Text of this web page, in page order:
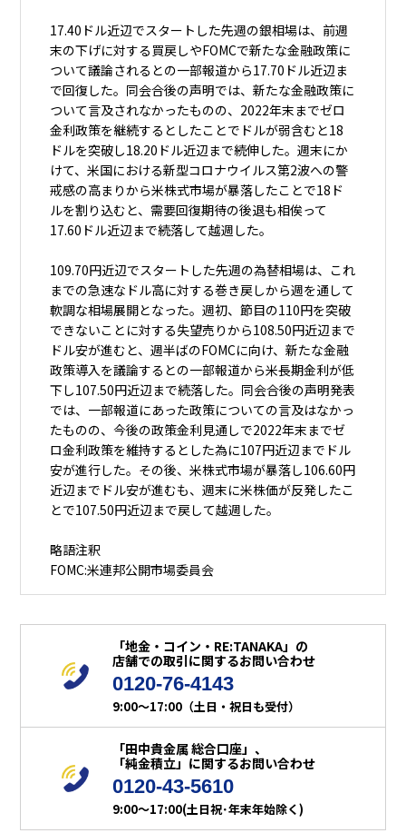
17.40ドル近辺でスタートした先週の銀相場は、前週
末の下げに対する買戻しやFOMCで新たな金融政策に
ついて議論されるとの一部報道から17.70ドル近辺ま
で回復した。同会合後の声明では、新たな金融政策に
ついて言及されなかったものの、2022年末までゼロ
金利政策を継続するとしたことでドルが弱含むと18
ドルを突破し18.20ドル近辺まで続伸した。週末にか
けて、米国における新型コロナウイルス第2波への警
戒感の高まりから米株式市場が暴落したことで18ド
ルを割り込むと、需要回復期待の後退も相俟って
17.60ドル近辺まで続落して越週した。
109.70円近辺でスタートした先週の為替相場は、これ
までの急速なドル高に対する巻き戻しから週を通して
軟調な相場展開となった。週初、節目の110円を突破
できないことに対する失望売りから108.50円近辺まで
ドル安が進むと、週半ばのFOMCに向け、新たな金融
政策導入を議論するとの一部報道から米長期金利が低
下し107.50円近辺まで続落した。同会合後の声明発表
では、一部報道にあった政策についての言及はなかっ
たものの、今後の政策金利見通しで2022年末までゼ
ロ金利政策を維持するとした為に107円近辺までドル
安が進行した。その後、米株式市場が暴落し106.60円
近辺までドル安が進むも、週末に米株価が反発したこ
とで107.50円近辺まで戻して越週した。
略語注釈
FOMC:米連邦公開市場委員会
「地金・コイン・RE:TANAKA」の
店舗での取引に関するお問い合わせ
0120-76-4143
9:00～17:00（土日・祝日も受付）
「田中貴金属 総合口座」、
「純金積立」に関するお問い合わせ
0120-43-5610
9:00～17:00(土日祝･年末年始除く)